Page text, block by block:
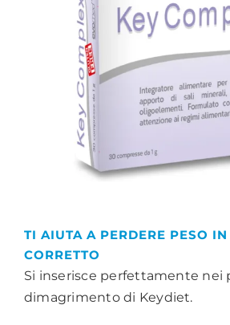
TI AIUTA A PERDERE PESO
CORRETTO
Si inserisce perfettamente nei
dimagrimento di Keydiet.